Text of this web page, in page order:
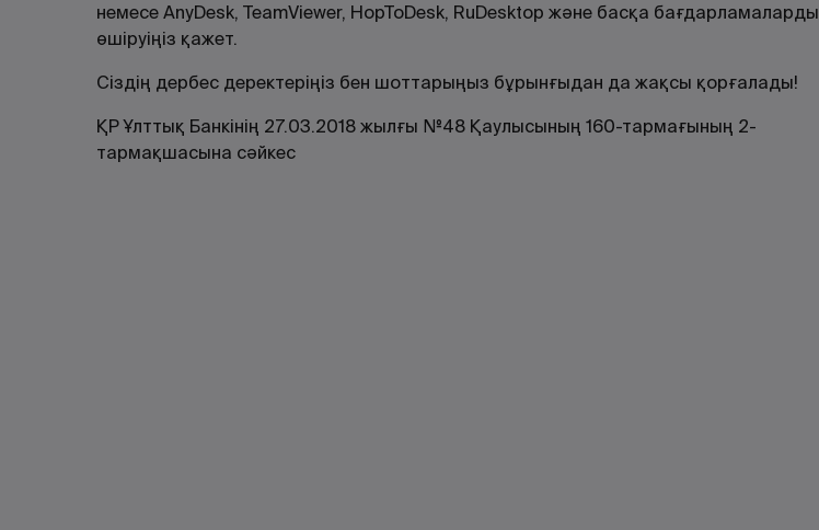
немесе AnyDesk, TeamViewer, HopToDesk, RuDesktop және басқа бағдарламаларды
өшіруіңіз қажет.
Сіздің дербес деректеріңіз бен шоттарыңыз бұрынғыдан да жақсы қорғалады!
ҚР Ұлттық Банкінің 27.03.2018 жылғы №48 Қаулысының 160-тармағының 2-
тармақшасына сәйкес